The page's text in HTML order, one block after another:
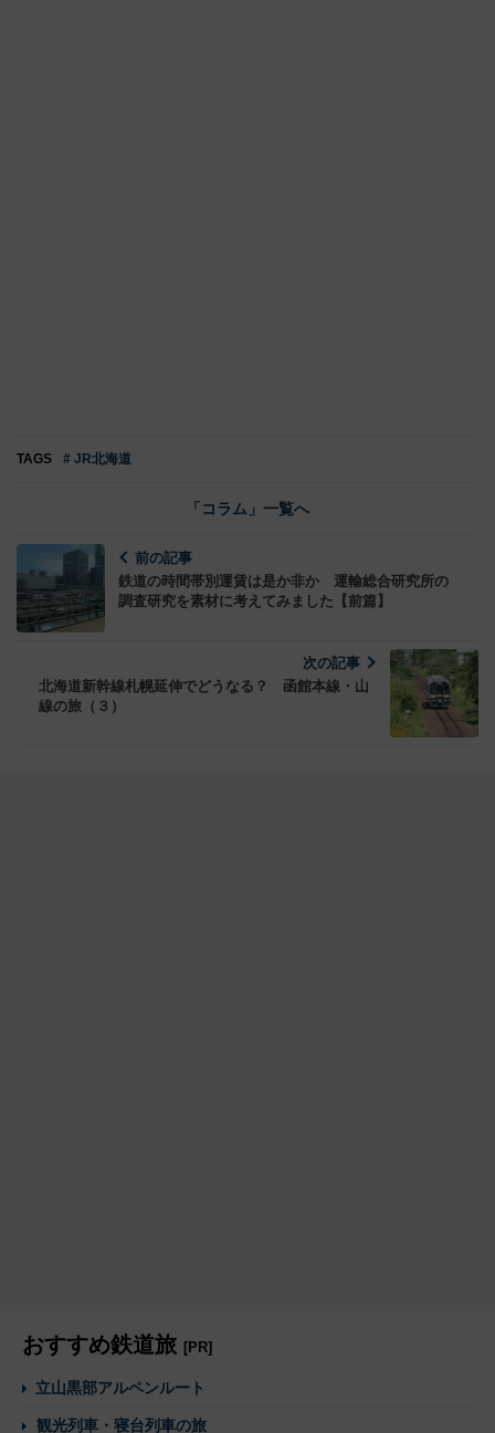
TAGS # JR北海道
「コラム」一覧へ
前の記事
鉄道の時間帯別運賃は是か非か 運輸総合研究所の
調査研究を素材に考えてみました【前篇】
次の記事
北海道新幹線札幌延伸でどうなる？ 函館本線・山
線の旅（３）
おすすめ鉄道旅 [PR]
立山黒部アルペンルート
観光列車・寝台列車の旅